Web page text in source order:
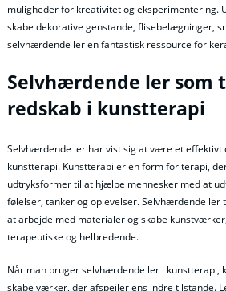
muligheder for kreativitet og eksperimentering.
skabe dekorative genstande, flisebelægninger,
selvhærdende ler en fantastisk ressource for
Selvhærdende ler som
redskab i kunstterapi
Selvhærdende ler har vist sig at være et effektivt
kunstterapi. Kunstterapi er en form for terapi,
udtryksformer til at hjælpe mennesker med at
følelser, tanker og oplevelser. Selvhærdende ler
at arbejde med materialer og skabe
terapeutiske og helbredende.
Når man bruger selvhærdende ler i kunstterapi,
skabe værker, der afspejler ens indre tilstande.